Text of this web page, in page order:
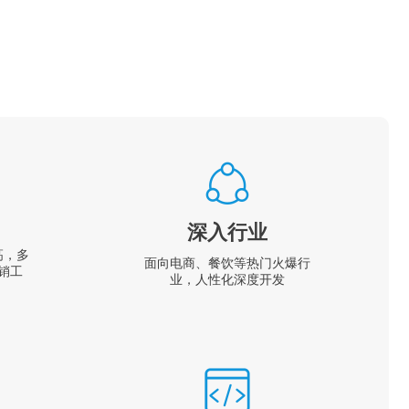
，多
工
深入行业
面向电商、餐饮等热门火爆行
业，人性化深度开发